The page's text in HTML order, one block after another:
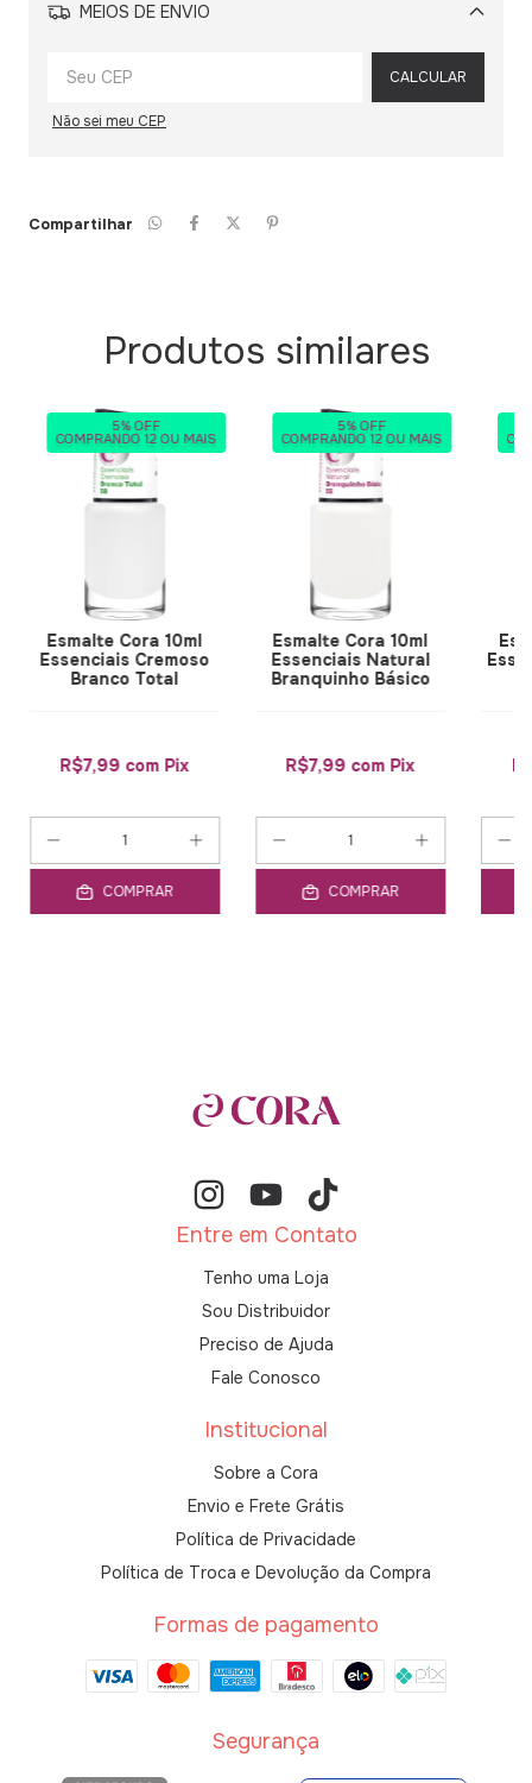
MEIOS DE ENVIO
Alterar CEP
CALCULAR
Não sei meu CEP
Compartilhar
Produtos similares
5% OFF
COMPRANDO 12 OU MAIS
Esmalte Cora 10ml
Essenciais Cremoso
Branco Total
R$7,99 com Pix
COMPRAR
5% OFF
COMPRANDO 12 OU MAIS
Esmalte Cora 10ml
Essenciais Natural
Branquinho Básico
R$7,99 com Pix
COMPRAR
Entre em Contato
Tenho uma Loja
Sou Distribuidor
Preciso de Ajuda
Fale Conosco
Institucional
Sobre a Cora
Envio e Frete Grátis
Política de Privacidade
Política de Troca e Devolução da Compra
Formas de pagamento
Segurança